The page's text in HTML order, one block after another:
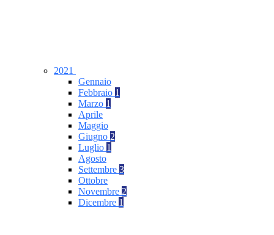
2021
Gennaio
Febbraio 1
Marzo 1
Aprile
Maggio
Giugno 2
Luglio 1
Agosto
Settembre 3
Ottobre
Novembre 2
Dicembre 1